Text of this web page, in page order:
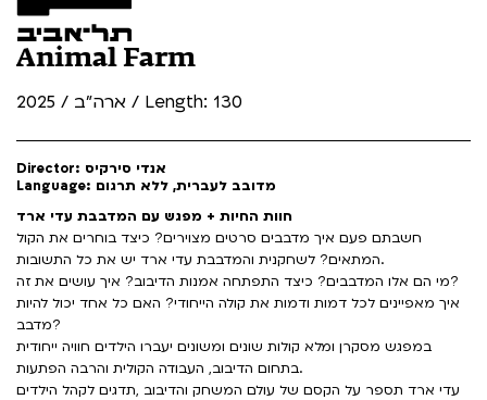
Animal Farm
ארה"ב / 2025 / Length: 130
Director: אנדי סירקיס
Language: מדובב לעברית, ללא תרגום
חוות החיות + מפגש עם המדבבת עדי ארד
חשבתם פעם איך מדבבים סרטים מצוירים? כיצד בוחרים את הקול
המתאים? לשחקנית והמדבבת עדי ארד יש את כל התשובות.
מי הם אלו המדבבים? כיצד התפתחה אמנות הדיבוב? איך עושים את זה?
איך מאפיינים לכל דמות ודמות את קולה הייחודי? האם כל אחד יכול להיות
מדבב?
במפגש מסקרן ומלא קולות שונים ומשונים יעברו הילדים חוויה ייחודית
בתחום הדיבוב, העבודה הקולית והרבה הפתעות.
עדי ארד תספר על הקסם של עולם המשחק והדיבוב ,תדגים לקהל הילדים